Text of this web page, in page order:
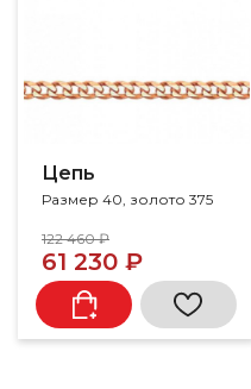
Цепь
Размер 40, золото 375
122 460 ₽
61 230 ₽